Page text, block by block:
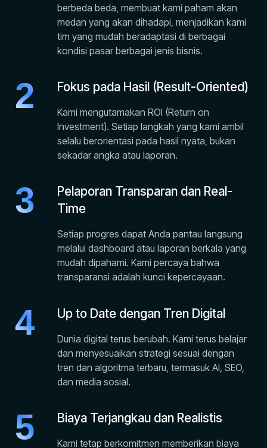
berbeda beda, membuat kami paham akan
medan yang akan dihadapi, menjadikan kami
tim yang mudah beradaptasi di berbagai
kondisi pasar berbagai jenis bisnis.
2 Fokus pada Hasil (Result-Oriented)
Kami mengutamakan ROI (Return on
Investment). Setiap langkah yang kami ambil
selalu berorientasi pada hasil nyata, bukan
sekadar angka atau laporan.
3
Pelaporan Transparan dan Real-
Time
Setiap progres dapat Anda pantau langsung
melalui dashboard atau laporan berkala yang
mudah dipahami. Kami percaya bahwa
transparansi adalah kunci kepercayaan.
4 Up to Date dengan Tren Digital
Dunia digital terus berubah. Kami terus belajar
dan menyesuaikan strategi sesuai dengan
tren dan algoritma terbaru, termasuk AI, SEO,
dan media sosial.
5 Biaya Terjangkau dan Realistis
Kami tetap berkomitmen memberikan biaya